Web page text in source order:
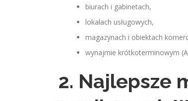
biurach i gabinetach,
lokalach usługowych,
magazynach i obiektach
wynajmie krótkoterminowym
2. Najlepsze